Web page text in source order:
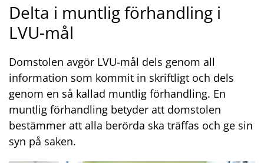
Delta i muntlig förhandling i
LVU-mål
Domstolen avgör LVU-mål dels genom all
information som kommit in skriftligt och dels
genom en så kallad muntlig förhandling. En
muntlig förhandling betyder att domstolen
bestämmer att alla berörda ska träffas och ge sin
syn på saken.